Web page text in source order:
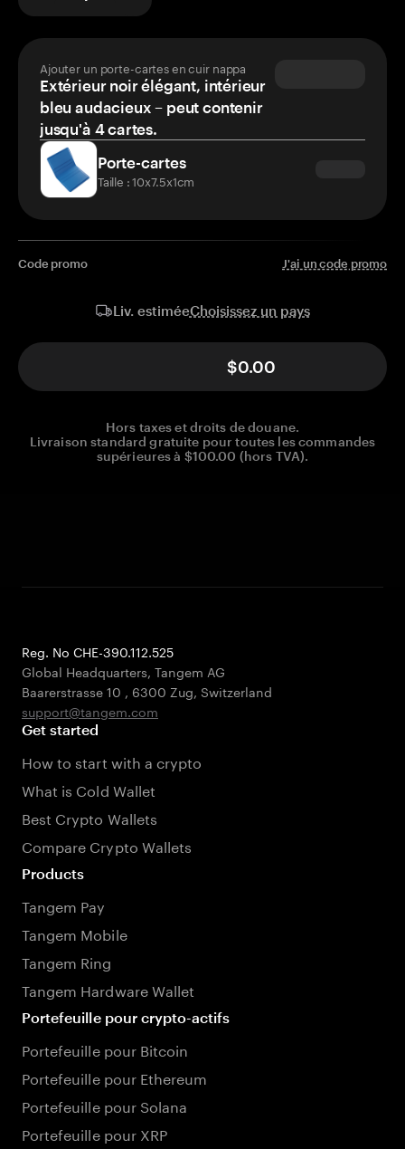
Ajouter un porte-cartes en cuir nappa
Extérieur noir élégant, intérieur
bleu audacieux – peut contenir
jusqu'à 4 cartes.
Porte-cartes
Taille : 10x7.5x1cm
Code promo J'ai un code promo
Liv. estiméeChoisissez un pays
$0.00
Hors taxes et droits de douane.
Livraison standard gratuite pour toutes les commandes
supérieures à $100.00 (hors TVA).
Reg. No CHE-390.112.525
Global Headquarters, Tangem AG
Baarerstrasse 10 , 6300 Zug, Switzerland
support@tangem.com
Get started
How to start with a crypto
What is Cold Wallet
Best Crypto Wallets
Compare Crypto Wallets
Products
Tangem Pay
Tangem Mobile
Tangem Ring
Tangem Hardware Wallet
Portefeuille pour crypto-actifs
Portefeuille pour Bitcoin
Portefeuille pour Ethereum
Portefeuille pour Solana
Portefeuille pour XRP